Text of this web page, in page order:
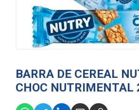
BARRA DE CEREAL
CHOC NUTRIMENTAL